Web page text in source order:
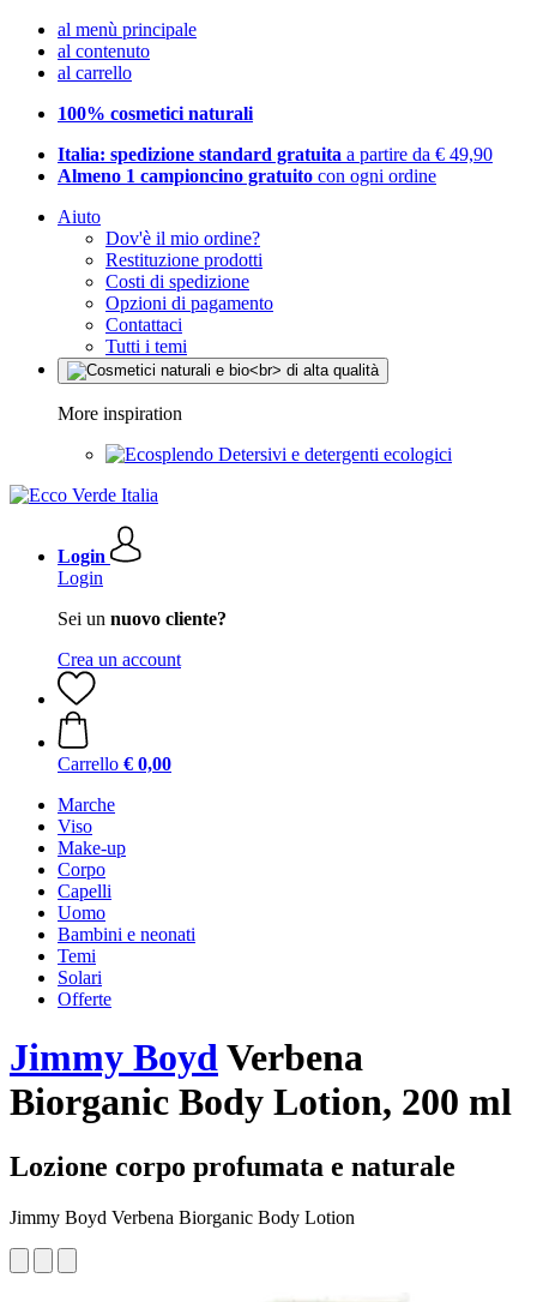
al menù principale
al contenuto
al carrello
100% cosmetici naturali
Italia: spedizione standard gratuita a partire da € 49,90
Almeno 1 campioncino gratuito con ogni ordine
Aiuto
Dov'è il mio ordine?
Restituzione prodotti
Costi di spedizione
Opzioni di pagamento
Contattaci
Tutti i temi
More inspiration
Detersivi e detergenti ecologici
Login
Login
Sei un nuovo cliente?
Crea un account
Carrello € 0,00
Marche
Viso
Make-up
Corpo
Capelli
Uomo
Bambini e neonati
Temi
Solari
Offerte
Jimmy BoydVerbena
Biorganic Body Lotion, 200 ml
Lozione corpo profumata e naturale
Jimmy Boyd Verbena Biorganic Body Lotion